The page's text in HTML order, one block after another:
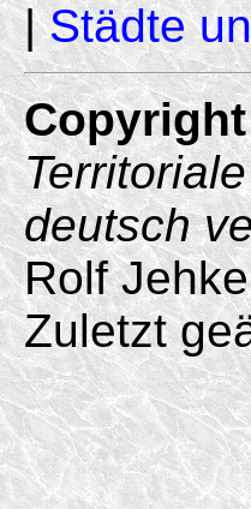
|Städte
Copyright
deutsch
Rolf
Zuletzt